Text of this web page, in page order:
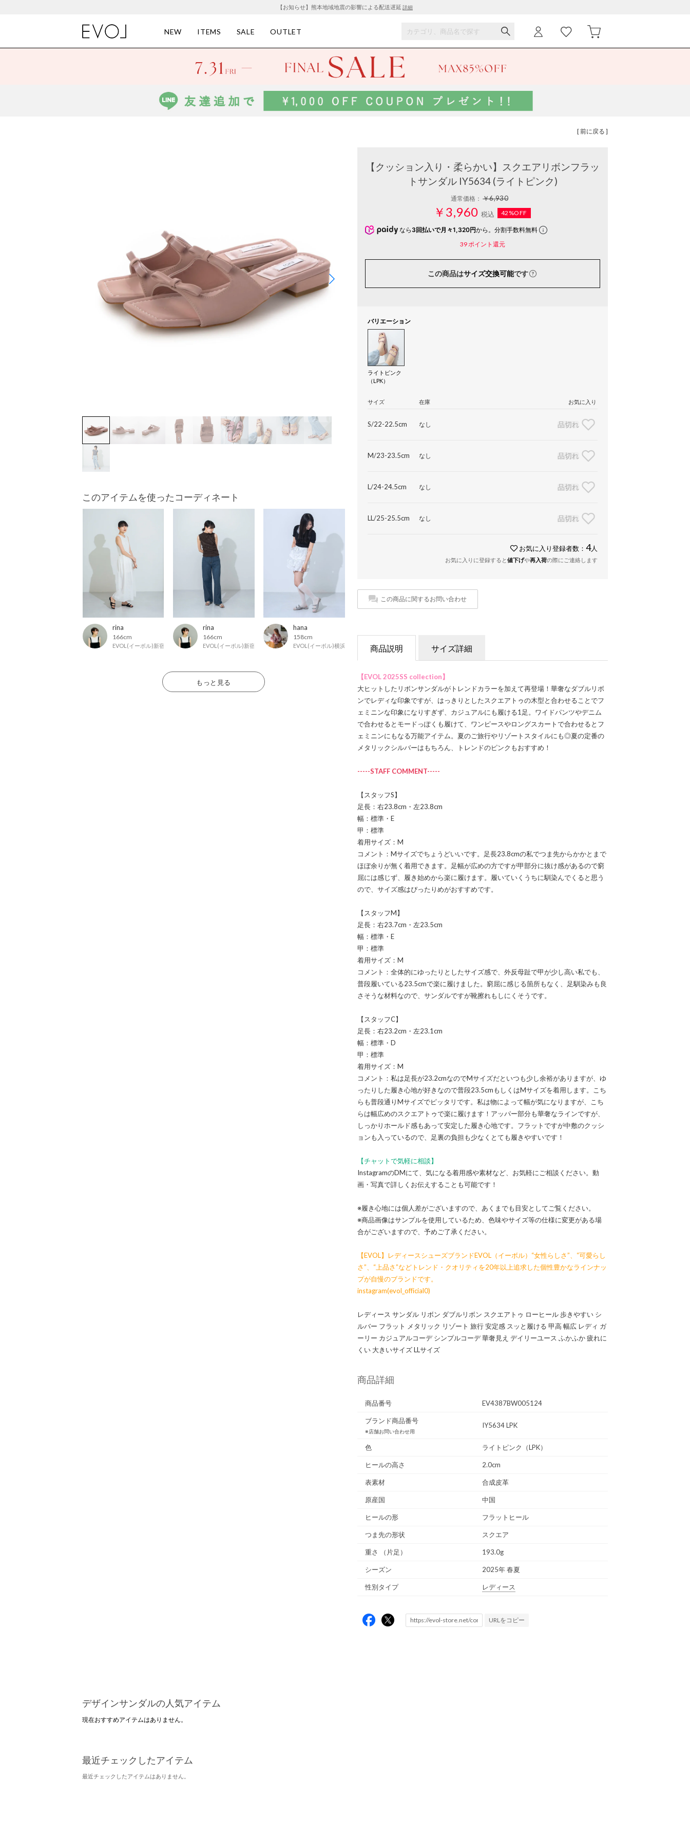
【お知らせ】熊本地域地震の影響による配送遅延 詳細
NEW ITEMS SALE OUTLET
[ 前に戻る ]
このアイテムを使ったコーディネート
rina
166cm
EVOL(イーボル)新宿マルイ店
rina
166cm
EVOL(イーボル)新宿マルイ店
hana
158cm
EVOL(イーボル)横浜ジョイナス店
もっと見る
【クッション入り・柔らかい】スクエアリボンフラッ
トサンダル IY5634 (ライトピンク)
通常価格：￥6,930
￥3,960 税込 42%OFF
なら 3回払いで月々1,320円から。分割手数料無料
39 ポイント還元
この商品はサイズ交換可能です
バリエーション
ライトピンク
（LPK）
サイズ 在庫 お気に入り
S/22-22.5cm なし 品切れ
M/23-23.5cm なし 品切れ
L/24-24.5cm なし 品切れ
LL/25-25.5cm なし 品切れ
お気に入り登録者数： 4人
お気に入りに登録すると値下げや再入荷の際にご連絡します
この商品に関するお問い合わせ
商品説明 サイズ詳細
【EVOL 2025SS collection】
大ヒットしたリボンサンダルがトレンドカラーを加えて再登場！華奢なダブルリボ
ンでレディな印象ですが、はっきりとしたスクエアトゥの木型と合わせることでフ
ェミニンな印象になりすぎず、カジュアルにも履ける1足。ワイドパンツやデニム
で合わせるとモードっぽくも履けて、ワンピースやロングスカートで合わせるとフ
ェミニンにもなる万能アイテム。夏のご旅行やリゾートスタイルにも◎夏の定番の
メタリックシルバーはもちろん、トレンドのピンクもおすすめ！
-----STAFF COMMENT-----
【スタッフS】
足長：右23.8cm・左23.8cm
幅：標準・E
甲：標準
着用サイズ：M
コメント：Mサイズでちょうどいいです。足長23.8cmの私でつま先からかかとまで
ほぼ余りが無く着用できます。足幅が広めの方ですが甲部分に抜け感があるので窮
屈には感じず、履き始めから楽に履けます。履いていくうちに馴染んでくると思う
ので、サイズ感はぴったりめがおすすめです。
【スタッフM】
足長：右23.7cm・左23.5cm
幅：標準・E
甲：標準
着用サイズ：M
コメント：全体的にゆったりとしたサイズ感で、外反母趾で甲が少し高い私でも、
普段履いている23.5cmで楽に履けました。窮屈に感じる箇所もなく、足馴染みも良
さそうな材料なので、サンダルですが靴擦れもしにくそうです。
【スタッフC】
足長：右23.2cm・左23.1cm
幅：標準・D
甲：標準
着用サイズ：M
コメント：私は足長が23.2cmなのでMサイズだといつも少し余裕がありますが、ゆ
ったりした履き心地が好きなので普段23.5cmもしくはMサイズを着用します。こち
らも普段通りMサイズでピッタリです。私は物によって幅が気になりますが、こち
らは幅広めのスクエアトゥで楽に履けます！アッパー部分も華奢なラインですが、
しっかりホールド感もあって安定した履き心地です。フラットですが中敷のクッシ
ョンも入っているので、足裏の負担も少なくとても履きやすいです！
【チャットで気軽に相談】
InstagramのDMにて、気になる着用感や素材など、お気軽にご相談ください。動
画・写真で詳しくお伝えすることも可能です！
※履き心地には個人差がございますので、あくまでも目安としてご覧ください。
※商品画像はサンプルを使用しているため、色味やサイズ等の仕様に変更がある場
合がございますので、予めご了承ください。
【EVOL】レディースシューズブランドEVOL（イーボル）“女性らしさ”、“可愛らし
さ”、“上品さ”などトレンド・クオリティを20年以上追求した個性豊かなラインナッ
プが自慢のブランドです。
instagram(evol_official0)
レディース サンダル リボン ダブルリボン スクエアトゥ ローヒール 歩きやすい シ
ルバー フラット メタリック リゾート 旅行 安定感 スッと履ける 甲高 幅広 レディ ガ
ーリー カジュアルコーデ シンプルコーデ 華奢見え デイリーユース ふかふか 疲れに
くい 大きいサイズ LLサイズ
商品詳細
商品番号 EV4387BW005124
ブランド商品番号
※店舗お問い合わせ用
IY5634 LPK
色 ライトピンク（LPK）
ヒールの高さ 2.0cm
表素材 合成皮革
原産国 中国
ヒールの形 フラットヒール
つま先の形状 スクエア
重さ （片足） 193.0g
シーズン 2025年 春夏
性別タイプ レディース
URLをコピー
デザインサンダルの人気アイテム
現在おすすめアイテムはありません。
最近チェックしたアイテム
最近チェックしたアイテムはありません。